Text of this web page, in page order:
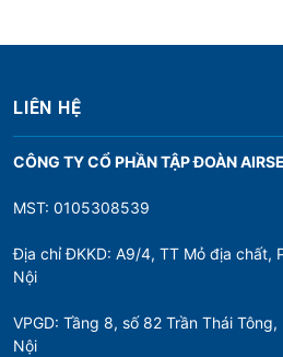
LIÊN HỆ
CÔNG TY CỔ PHẦN TẬP ĐOÀN
MST: 0105308539
Địa chỉ ĐKKD: A9/4, TT Mỏ địa chất,
Nội
VPGD: Tầng 8, số 82 Trần Thái
Nội